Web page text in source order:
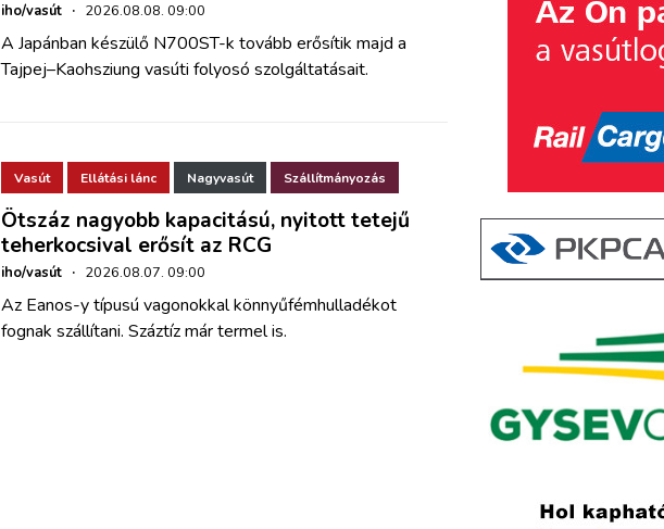
iho/vasút · 2026.08.08. 09:00
A Japánban készülő N700ST-k tovább erősítik majd a
Tajpej–Kaohsziung vasúti folyosó szolgáltatásait.
Vasút Ellátási lánc Nagyvasút Szállítmányozás
Ötszáz nagyobb kapacitású, nyitott tetejű
teherkocsival erősít az RCG
iho/vasút · 2026.08.07. 09:00
Az Eanos-y típusú vagonokkal könnyűfémhulladékot
fognak szállítani. Száztíz már termel is.